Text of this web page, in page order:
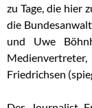
zu Tage, die hier
die
und Uwe
Friedrichsen